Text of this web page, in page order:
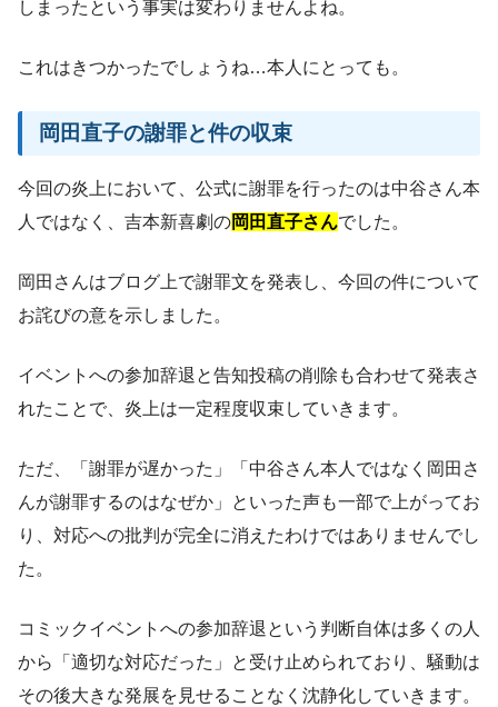
しまったという事実は変わりませんよね。
これはきつかったでしょうね…本人にとっても。
岡田直子の謝罪と件の収束
今回の炎上において、公式に謝罪を行ったのは中谷さん本
人ではなく、吉本新喜劇の岡田直子さんでした。
岡田さんはブログ上で謝罪文を発表し、今回の件について
お詫びの意を示しました。
イベントへの参加辞退と告知投稿の削除も合わせて発表さ
れたことで、炎上は一定程度収束していきます。
ただ、「謝罪が遅かった」「中谷さん本人ではなく岡田さ
んが謝罪するのはなぜか」といった声も一部で上がってお
り、対応への批判が完全に消えたわけではありませんでし
た。
コミックイベントへの参加辞退という判断自体は多くの人
から「適切な対応だった」と受け止められており、騒動は
その後大きな発展を見せることなく沈静化していきます。